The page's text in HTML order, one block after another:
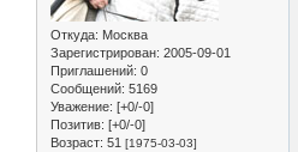
Откуда: Москва
Зарегистрирован: 2005-09-01
Приглашений: 0
Сообщений: 5169
Уважение: [+0/-0]
Позитив: [+0/-0]
Возраст: 51 [1975-03-03]